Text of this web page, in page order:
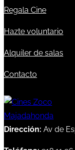
Regala Cine
Hazte voluntario
Alquiler de salas
Contacto
Dirección: Av de